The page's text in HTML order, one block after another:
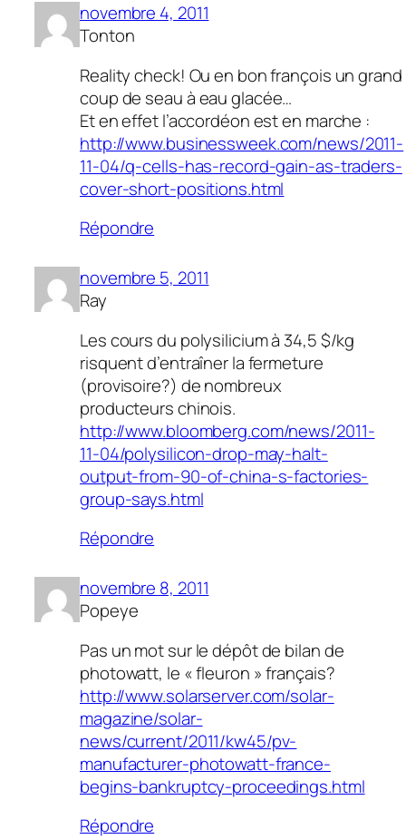
novembre 4, 2011
Tonton
Reality check! Ou en bon françois un grand
coup de seau à eau glacée…
Et en effet l’accordéon est en marche :
http://www.businessweek.com/news/2011-
11-04/q-cells-has-record-gain-as-traders-
cover-short-positions.html
Répondre
novembre 5, 2011
Ray
Les cours du polysilicium à 34,5 $/kg
risquent d’entraîner la fermeture
(provisoire?) de nombreux
producteurs chinois.
http://www.bloomberg.com/news/2011-
11-04/polysilicon-drop-may-halt-
output-from-90-of-china-s-factories-
group-says.html
Répondre
novembre 8, 2011
Popeye
Pas un mot sur le dépôt de bilan de
photowatt, le « fleuron » français?
http://www.solarserver.com/solar-
magazine/solar-
news/current/2011/kw45/pv-
manufacturer-photowatt-france-
begins-bankruptcy-proceedings.html
Répondre